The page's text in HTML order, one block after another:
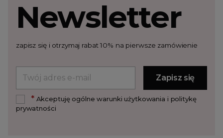
Newsletter
zapisz się i otrzymaj rabat 10% na pierwsze zamówienie
*Akceptuję ogólne warunki użytkowania i politykę
prywatności